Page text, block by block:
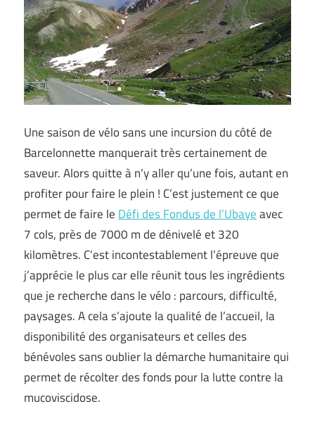
Une saison de vélo sans une incursion du côté de
Barcelonnette manquerait très certainement de
saveur. Alors quitte à n’y aller qu’une fois, autant en
profiter pour faire le plein ! C’est justement ce que
permet de faire le Défi des Fondus de l’Ubayeavec
7 cols, près de 7000 m de dénivelé et 320
kilomètres. C’est incontestablement l’épreuve que
j’apprécie le plus car elle réunit tous les ingrédients
que je recherche dans le vélo : parcours, difficulté,
paysages. A cela s’ajoute la qualité de l’accueil, la
disponibilité des organisateurs et celles des
bénévoles sans oublier la démarche humanitaire qui
permet de récolter des fonds pour la lutte contre la
mucoviscidose.